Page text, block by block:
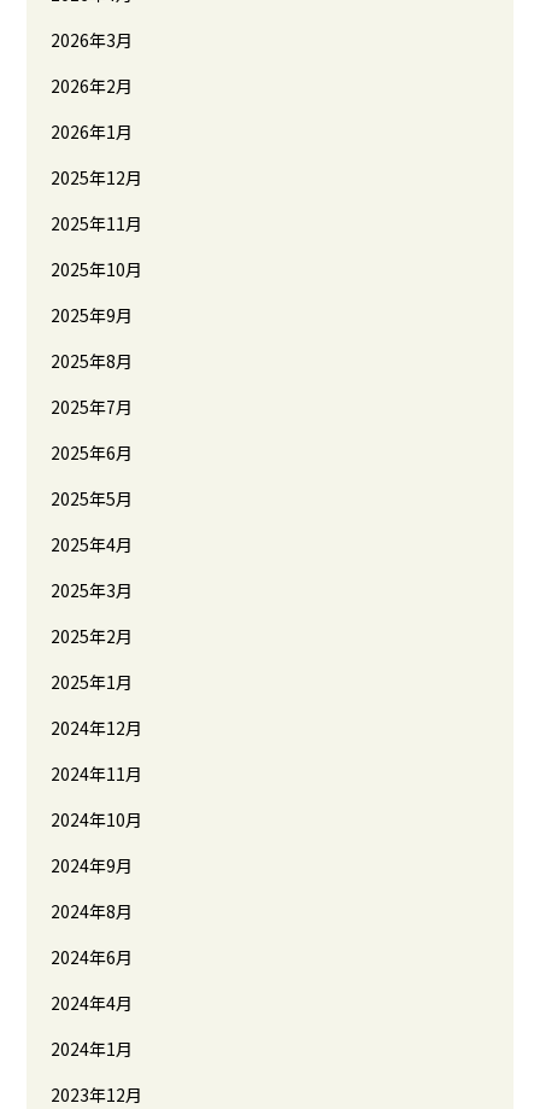
2026年3月
2026年2月
2026年1月
2025年12月
2025年11月
2025年10月
2025年9月
2025年8月
2025年7月
2025年6月
2025年5月
2025年4月
2025年3月
2025年2月
2025年1月
2024年12月
2024年11月
2024年10月
2024年9月
2024年8月
2024年6月
2024年4月
2024年1月
2023年12月